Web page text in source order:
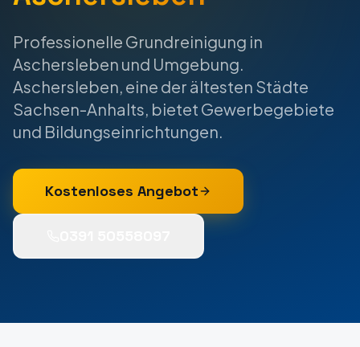
Professionelle Grundreinigung in
Aschersleben und Umgebung.
Aschersleben, eine der ältesten Städte
Sachsen-Anhalts, bietet Gewerbegebiete
und Bildungseinrichtungen.
Kostenloses Angebot